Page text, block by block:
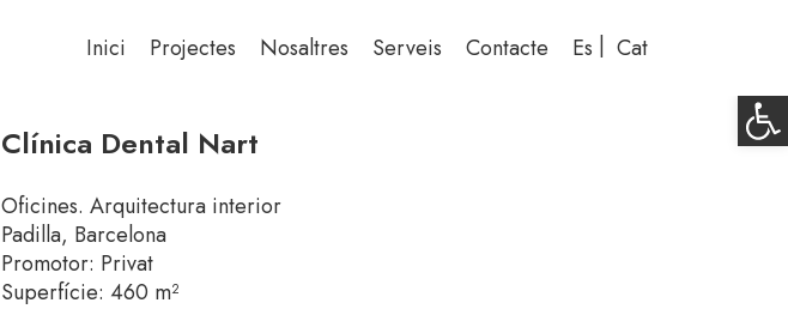
Inici Projectes Nosaltres Serveis Contacte Es Cat
Clínica Dental Nart
Oficines. Arquitectura interior
Padilla, Barcelona
Promotor: Privat
Superfície: 460 m²